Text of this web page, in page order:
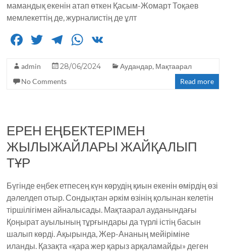
мамандық екенін атап өт­кен Қасым-Жомарт Тоқаев
мемлекеттің де, журналистің де ұлт
F
c
e
o
k
T
it
te
T
e
g
W
a
p
admin 28/06/2024 Аудандар, Мақтаарал
No Comments
Read more
ЕРЕН ЕҢБЕКТЕРІМЕН
ЖЫЛЫЖАЙЛАРЫ ЖАЙҚАЛЫП
ТҰР
Бүгінде еңбек етпесең күн көрудің қиын екенін өмірдің өзі
дәлелдеп отыр. Сондықтан әркім өзінің қолынан келетін
тіршілігімен айналысады. Мақтаарал ауданындағы
Қоңырат ауылының тұрғындары да түрлі істің басын
шалып көрді. Ақырында, Жер-Ананың мейіріміне
иланды. Қазақта «қара жер қарыз арқаламайды» деген